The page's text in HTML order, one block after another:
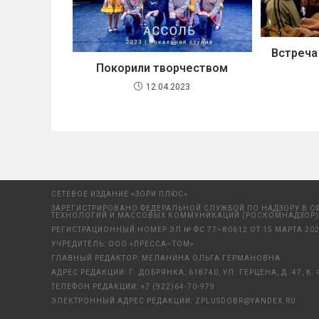
Покорили творчеством
12.04.2023
СЕТЕВОЕ ИЗДАНИЕ «ЗОРИ ПЛЮС»
ЗАРЕГИСТРИРОВАНО ФЕДЕРАЛЬНОЙ СЛУЖБОЙ ПО НАДЗОРУ В
ТЕХНОЛОГИЙ И МАССОВЫХ КОММУНИКАЦИЙ (РОСКОМНАДЗОР)
РЕГИСТРАЦИОННЫЙ НОМЕР ЭЛ № ФС 77–80612 ОТ 15 МАРТА
УЧРЕДИТЕЛЬ: ООО «ПРЕССА–ТОМ»
ГЛАВНЫЙ РЕДАКТОР: МЕЛАНИНА ОЛЬГА ГЕРМАНОВНА
АДРЕС РЕДАКЦИИ: Г. ДОБРЯНКА, 618740, УЛ. ГЕРЦЕНА, Д. 47, К.
ТЕЛЕФОН РЕДАКЦИИ: +7 (922)64-70-979
ЭЛЕКТРОННЫЙ АДРЕС РЕДАКЦИИ: ZPLUSDOBR@YANDEX.RU